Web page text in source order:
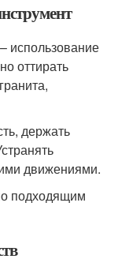
использование
оттирать
держать
движениями.
подходящим